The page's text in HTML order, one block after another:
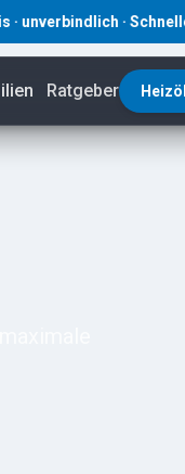
· Schnelle
Ratgeber